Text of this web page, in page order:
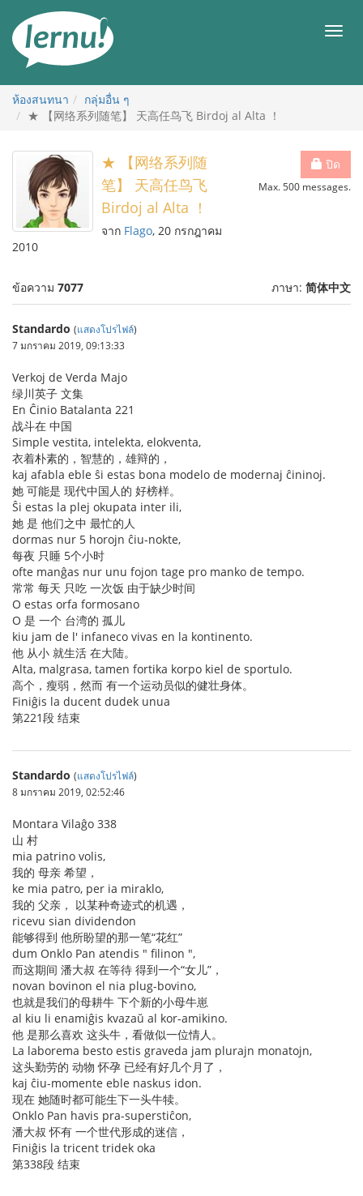
สารบัญ
เมนู
ห้องสนทนา
กลุ่มอื่น ๆ
★ 【网络系列随笔】 天高任鸟飞 Birdoj al Alta ！
ปิด
Max. 500 messages.
★ 【网络系列随
笔】 天高任鸟飞
Birdoj al Alta ！
จาก Flago, 20 กรกฎาคม
2010
ข้อความ 7077 ภาษา: 简体中文
Standardo (แสดงโปรไฟล์)
7 มกราคม 2019, 09:13:33
Verkoj de Verda Majo
绿川英子 文集
En Ĉinio Batalanta 221
战斗在 中国
Simple vestita, intelekta, elokventa,
衣着朴素的，智慧的，雄辩的，
kaj afabla eble ŝi estas bona modelo de modernaj ĉininoj.
她 可能是 现代中国人的 好榜样。
Ŝi estas la plej okupata inter ili,
她 是 他们之中 最忙的人
dormas nur 5 horojn ĉiu-nokte,
每夜 只睡 5个小时
ofte manĝas nur unu fojon tage pro manko de tempo.
常常 每天 只吃 一次饭 由于缺少时间
O estas orfa formosano
O 是 一个 台湾的 孤儿
kiu jam de l' infaneco vivas en la kontinento.
他 从小 就生活 在大陆。
Alta, malgrasa, tamen fortika korpo kiel de sportulo.
高个，瘦弱，然而 有一个运动员似的健壮身体。
Finiĝis la ducent dudek unua
第221段 结束
Standardo (แสดงโปรไฟล์)
8 มกราคม 2019, 02:52:46
Montara Vilaĝo 338
山 村
mia patrino volis,
我的 母亲 希望，
ke mia patro, per ia miraklo,
我的 父亲， 以某种奇迹式的机遇，
ricevu sian dividendon
能够得到 他所盼望的那一笔“花红”
dum Onklo Pan atendis " filinon ",
而这期间 潘大叔 在等待 得到一个“女儿”，
novan bovinon el nia plug-bovino,
也就是我们的母耕牛 下个新的小母牛崽
al kiu li enamiĝis kvazaŭ al kor-amikino.
他 是那么喜欢 这头牛，看做似一位情人。
La laborema besto estis graveda jam plurajn monatojn,
这头勤劳的 动物 怀孕 已经有好几个月了，
kaj ĉiu-momente eble naskus idon.
现在 她随时都可能生下一头牛犊。
Onklo Pan havis pra-superstiĉon,
潘大叔 怀有 一个世代形成的迷信，
Finiĝis la tricent tridek oka
第338段 结束